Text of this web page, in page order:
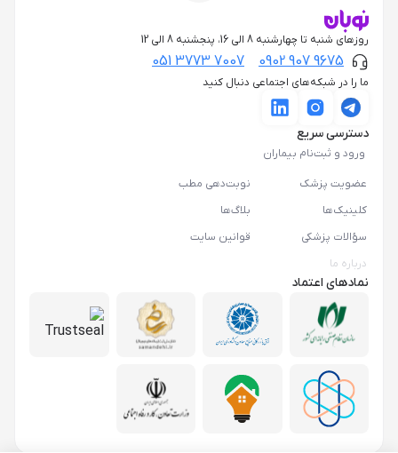
روزهای شنبه تا چهارشنبه 8 الی 16، پنجشنبه 8 الی 12
0902 907 9675
051 3773 7007
ما را در شبکه‌های اجتماعی دنبال کنید
دسترسی سریع
ورود و ثبت‌نام بیماران
عضویت پزشک
نوبت‌دهی مطب
کلینیک‌ها
بلاگ‌ها
سؤالات پزشکی
قوانین سایت
درباره ما
نمادهای اعتماد